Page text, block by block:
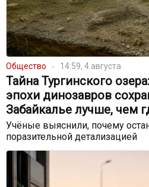
Общество 14:59, 4 августа
Тайна Тургинского
эпохи динозавров
Забайкалье лучше, чем
Учёные выяснили, почему
поразительной детализацией